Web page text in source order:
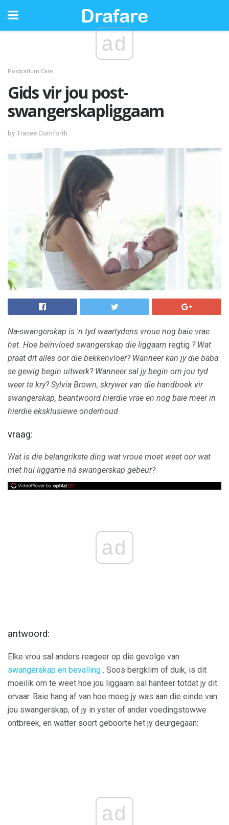
ad
Postpartum Care
Gids vir jou post-
swangerskapliggaam
by Tracee Cornforth
Na-swangerskap is 'n tyd waartydens vroue nog baie vrae
het. Hoe beïnvloed swangerskap die liggaam regtig ? Wat
praat dit alles oor die bekkenvloer? Wanneer kan jy die baba
se gewig begin uitwerk? Wanneer sal jy begin om jou tyd
weer te kry? Sylvia Brown, skrywer van die handboek vir
swangerskap, beantwoord hierdie vrae en nog baie meer in
hierdie eksklusiewe onderhoud.
vraag:
Wat is die belangrikste ding wat vroue moet weet oor wat
met hul liggame ná swangerskap gebeur?
ad
antwoord:
Elke vrou sal anders reageer op die gevolge van
swangerskap en bevalling . Soos bergklim of duik, is dit
moeilik om te weet hoe jou liggaam sal hanteer totdat jy dit
ervaar. Baie hang af van hoe moeg jy was aan die einde van
jou swangerskap, of jy in yster of ander voedingstowwe
ontbreek, en watter soort geboorte het jy deurgegaan:
ad